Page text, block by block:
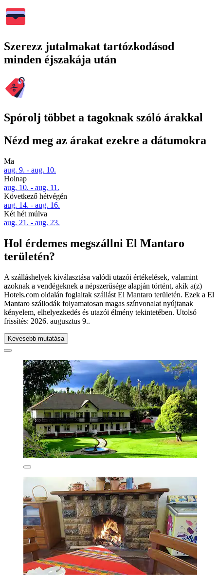
Szerezz jutalmakat tartózkodásod
minden éjszakája után
Spórolj többet a tagoknak szóló árakkal
Nézd meg az árakat ezekre a dátumokra
Ma
aug. 9. - aug. 10.
Holnap
aug. 10. - aug. 11.
Következő hétvégén
aug. 14. - aug. 16.
Két hét múlva
aug. 21. - aug. 23.
Hol érdemes megszállni El Mantaro
területén?
A szálláshelyek kiválasztása valódi utazói értékelések, valamint
azoknak a vendégeknek a népszerűsége alapján történt, akik a(z)
Hotels.com oldalán foglaltak szállást El Mantaro területén. Ezek a El
Mantaro szállodák folyamatosan magas színvonalat nyújtanak
kényelem, elhelyezkedés és utazói élmény tekintetében. Utolsó
frissítés: 2026. augusztus 9..
Kevesebb mutatása